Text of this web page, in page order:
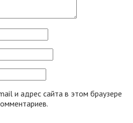
и адрес сайта в этом браузере